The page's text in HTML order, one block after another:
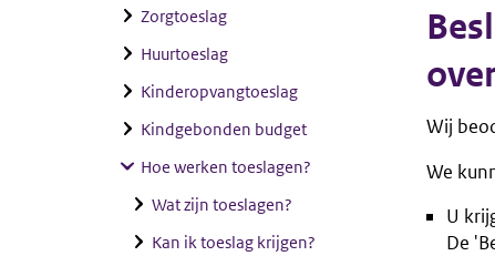
Zorgtoeslag
Huurtoeslag
Kinderopvangtoeslag
Kindgebonden budget
Hoe werken toeslagen?
Wat zijn toeslagen?
Kan ik toeslag krijgen?
Wij
We
U
De